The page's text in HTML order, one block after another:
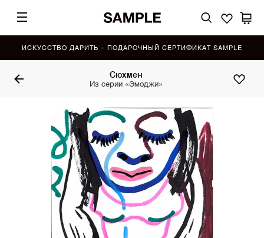
ИСКУССТВО ДАРИТЬ – ПОДАРОЧНЫЙ СЕРТИФИКАТ SAMPLE
Сюхмен
Из серии «Эмоджи»